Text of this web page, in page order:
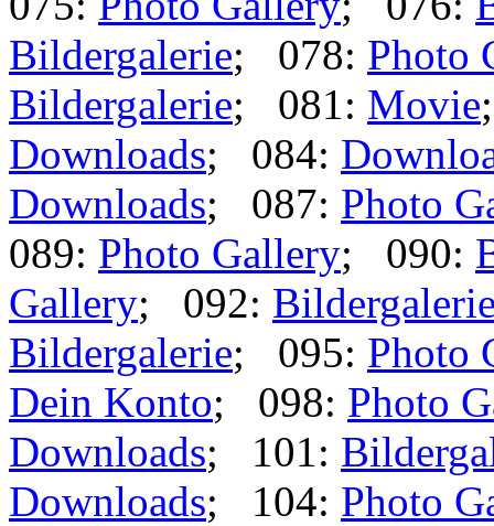
Bildergalerie; 078: Photo
Bildergalerie; 081: Movie
Downloads; 084:
Downloads; 087: Photo
089: Photo Gallery; 090:
Gallery; 092:
Bildergalerie; 095: Photo
Dein Konto; 098: Photo
Downloads; 101:
Downloads; 104: Photo